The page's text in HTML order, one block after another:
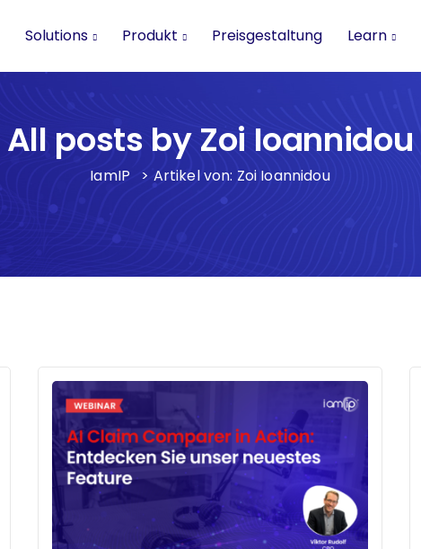
Solutions Produkt Preisgestaltung Learn
All posts by Zoi Ioannidou
IamIP > Artikel von: Zoi Ioannidou